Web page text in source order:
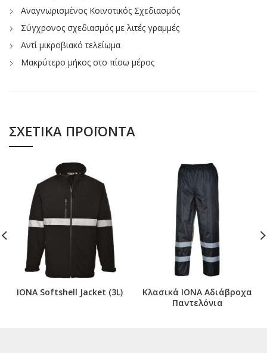
Αναγνωρισμένος Κοινοτικός Σχεδιασμός
Σύγχρονος σχεδιασμός με λιτές γραμμές
Αντί μικροβιακό τελείωμα
Μακρύτερο μήκος στο πίσω μέρος
ΣΧΕΤΙΚΆ ΠΡΟΪΌΝΤΑ
IONA Softshell Jacket (3L)
Κλασικά ΙΟΝΑ Αδιάβροχα
Παντελόνια